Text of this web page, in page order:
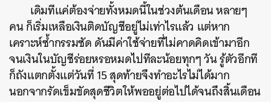
เดิมทีแค่ต้องจ่ายทั้งหมดนี้ในช่วงต้นเดือน หลายๆ
คน ก็เริ่มเหลือเงินติดบัญชีอยู่ไม่เท่าไรแล้ว แต่หาก
เคราะห์ซ้ำกรรมซัด ดันมีค่าใช้จ่ายที่ไม่คาดคิดเข้ามาอีก
จนเงินในบัญชีร่อยหรอหมดไปทีละน้อยทุกๆ วัน รู้ตัวอีกที
ก็ถังแตกตั้งแต่วันที่ 15 สุดท้ายจึงทำอะไรไม่ได้มาก
นอกจากรัดเข็มขัดสุดชีวิตให้พออยู่ต่อไปได้จนถึงสิ้นเดือน